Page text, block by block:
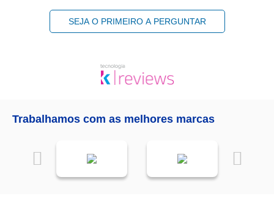
SEJA O PRIMEIRO A PERGUNTAR
Trabalhamos com as melhores marcas